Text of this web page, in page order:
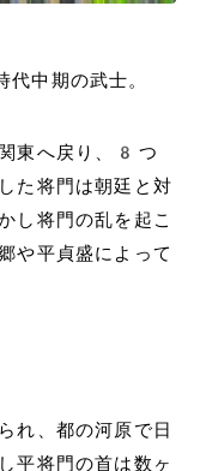
中期の武士。
東へ戻り、8つ
た将門は朝廷と対
し将門の乱を起こ
や平貞盛によって
れ、都の河原で日
平将門の首は数ヶ